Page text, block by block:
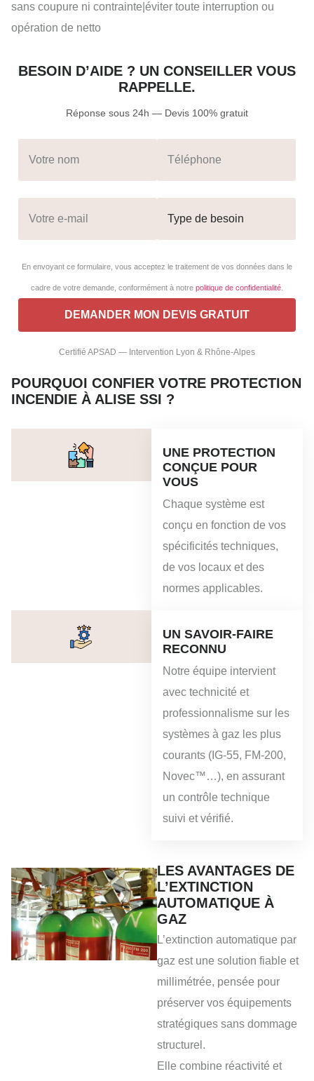
sans coupure ni contrainte|éviter toute interruption ou
opération de netto
BESOIN D’AIDE ? UN CONSEILLER VOUS
RAPPELLE.
Réponse sous 24h — Devis 100% gratuit
En envoyant ce formulaire, vous acceptez le traitement de vos données dans le
cadre de votre demande, conformément à notre politique de confidentialité
Certifié APSAD — Intervention Lyon & Rhône-Alpes
POURQUOI CONFIER VOTRE PROTECTION
INCENDIE À ALISE SSI ?
UNE PROTECTION
CONÇUE POUR
VOUS
Chaque système est
conçu en fonction de vos
spécificités techniques,
de vos locaux et des
normes applicables.
UN SAVOIR-FAIRE
RECONNU
Notre équipe intervient
avec technicité et
professionnalisme sur les
systèmes à gaz les plus
courants (IG-55, FM-200,
Novec™…), en assurant
un contrôle technique
suivi et vérifié.
LES AVANTAGES DE
L’EXTINCTION
AUTOMATIQUE À
GAZ
L’extinction automatique par
gaz est une solution fiable et
millimétrée, pensée pour
préserver vos équipements
stratégiques sans dommage
structurel.
Elle combine réactivité et